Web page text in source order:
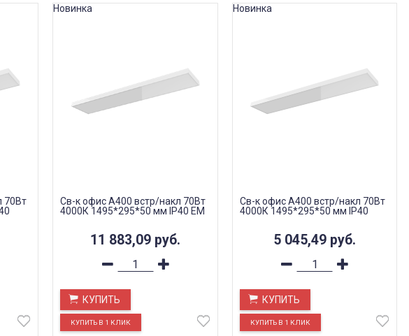
70Вт
Св-к офис A400 встр/накл 70Вт
4000К 1495*295*50 мм IP40 EM
11 883,09 руб.
КУПИТЬ
Новинка
Св-к офис A400 встр/накл 70Вт
4000К 1495*295*50 мм IP40
5 045,49 руб.
КУПИТЬ
Новинка